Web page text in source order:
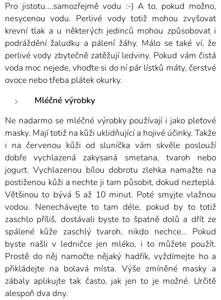
Pro jistotu....samozřejmě vodu :-) A to, pokud možno,
nesycenou vodu. Perlivé vody totiž mohou zvyšovat
krevní tlak a u některých jedinců mohou způsobovat i
podráždění žaludku a pálení žáhy. Málo se také ví, že
perlivé vody zbytečně zatěžují ledviny. Pokud vám čistá
voda moc nejede, vhoďte si do ní pár lístků máty, čerstvé
ovoce nebo třeba plátek okurky.
Mléčné výrobky
Ne nadarmo se mléčné výrobky používají i jako pleťové
masky. Mají totiž na kůži uklidňující a hojivé účinky. Takže
i na červenou kůži od sluníčka vám skvěle poslouží
dobře vychlazená zakysaná smetana, tvaroh nebo
jogurt. Vychlazenou bílou dobrotu zlehka namažte na
postiženou kůži a nechte ji tam působit, dokud nezteplá.
Většinou to bývá 5 až 10 minut. Poté smyjte vlažnou
vodou. Nenechávejte to tam déle, pokud by to totiž
zaschlo příliš, dostávali byste to špatně dolů a dřít ze
spálené kůže zaschlý tvaroh, nikdo nechce... Pokud
byste našli v ledničce jen mléko, i to můžete použít.
Prostě do něj namočte nějaký hadřík, vyždímejte ho a
přikládejte na bolavá místa. Výše zmíněné masky a
zábaly aplikujte tak často, jak jen to je možné. Určitě
alespoň dva dny.